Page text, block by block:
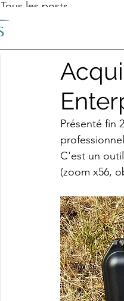
Tous les posts
bluegis 30 août
Présenté fin
C'est un
(zoom x56,